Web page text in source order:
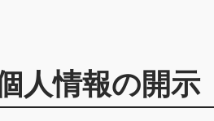
人情報の開示